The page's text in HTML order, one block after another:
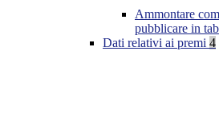
Ammontare
pubblicare in
Dati relativi ai premi 4